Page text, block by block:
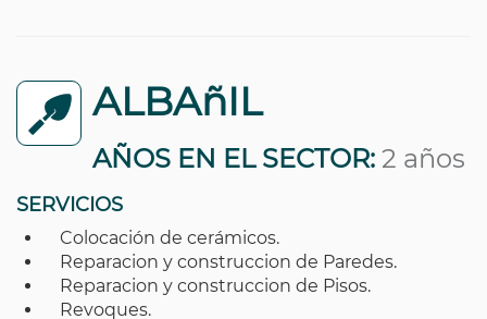
ALBAñIL
AÑOS EN EL SECTOR: 2 años
SERVICIOS
Colocación de cerámicos.
Reparacion y construccion de Paredes.
Reparacion y construccion de Pisos.
Revoques.